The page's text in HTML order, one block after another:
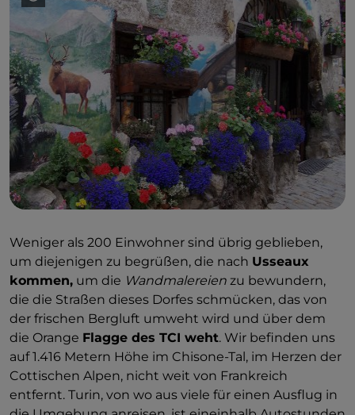
Weniger als 200 Einwohner sind übrig geblieben,
um diejenigen zu begrüßen, die nach Usseaux
kommen, um die Wandmalereien zu bewundern,
die die Straßen dieses Dorfes schmücken, das von
der frischen Bergluft umweht wird und über dem
die Orange Flagge des TCI weht. Wir befinden uns
auf 1.416 Metern Höhe im Chisone-Tal, im Herzen der
Cottischen Alpen, nicht weit von Frankreich
entfernt. Turin, von wo aus viele für einen Ausflug in